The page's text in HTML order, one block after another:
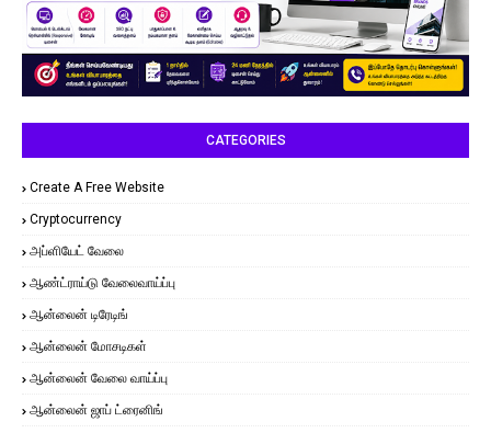
CATEGORIES
Create A Free Website
Cryptocurrency
அப்ளியேட் வேலை
ஆண்ட்ராய்டு வேலைவாய்ப்பு
ஆன்லைன் டிரேடிங்
ஆன்லைன் மோசடிகள்
ஆன்லைன் வேலை வாய்ப்பு
ஆன்லைன் ஜாப் ட்ரைனிங்